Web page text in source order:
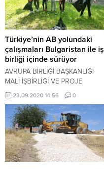
Türkiye’nin AB yolundaki
çalışmaları Bulgaristan ile iş
birliği içinde sürüyor
AVRUPA BİRLİĞİ BAŞKANLIĞI
MALİ İŞBİRLİĞİ VE PROJE
UYGULAMA GENEL
MÜDÜRLÜĞÜ TARAFINDAN
YAPILAN YAZILI AÇIKLAMAYA
GÖRE TRAKYA BÖLGESİNE 70
MİLYON EURO’LUK AB FONU
AKTARILDIĞI AÇIKLANDI.
23.09.2020 14:56 0